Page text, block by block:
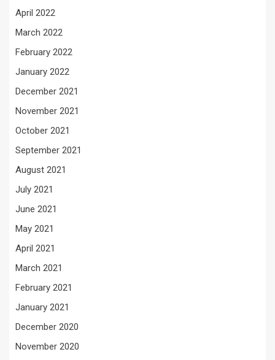
April 2022
March 2022
February 2022
January 2022
December 2021
November 2021
October 2021
September 2021
August 2021
July 2021
June 2021
May 2021
April 2021
March 2021
February 2021
January 2021
December 2020
November 2020